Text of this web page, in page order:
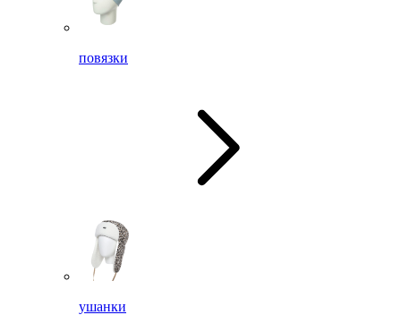
повязки
ушанки